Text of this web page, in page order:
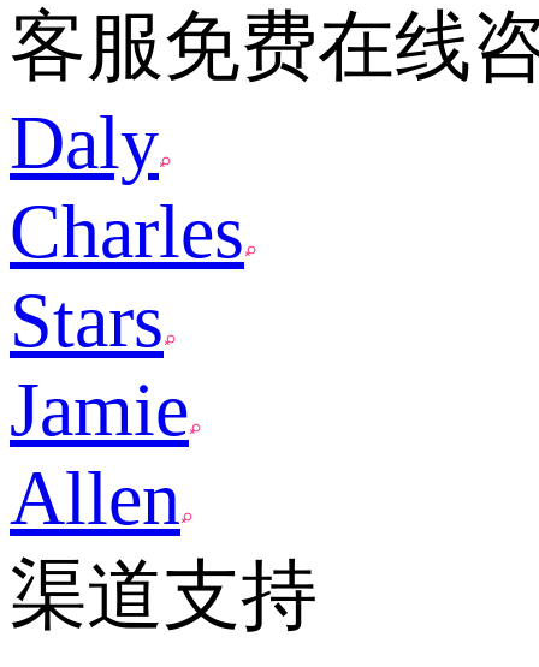
客服免费在线
Daly
Charles
Stars
Jamie
Allen
渠道支持